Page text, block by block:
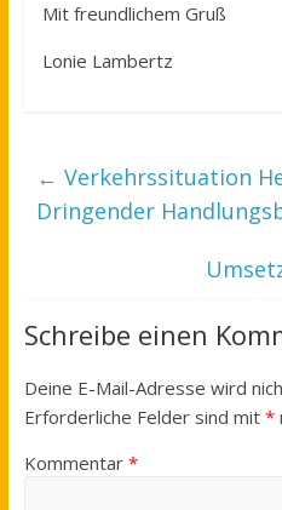
Mit freundlichem Gruß
Lonie Lambertz
← Verkehrssituation
Dringender
Schreibe einen
Deine E-Mail-Adresse wird
Erforderliche Felder sind mit *
Kommentar *